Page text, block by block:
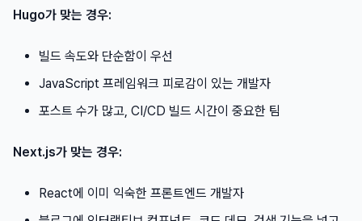
Hugo가 맞는 경우:
빌드 속도와 단순함이 우선
JavaScript 프레임워크 피로감이 있는 개발자
포스트 수가 많고, CI/CD 빌드 시간이 중요한 팀
Next.js가 맞는 경우:
React에 이미 익숙한 프론트엔드 개발자